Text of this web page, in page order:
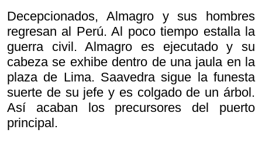
Decepcionados, Almagro y sus hombres
regresan al Perú. Al poco tiempo estalla la
guerra civil. Almagro es ejecutado y su
cabeza se exhibe dentro de una jaula en la
plaza de Lima. Saavedra sigue la funesta
suerte de su jefe y es colgado de un árbol.
Así acaban los precursores del puerto
principal.